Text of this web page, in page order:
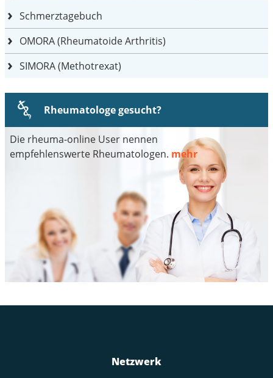
Schmerztagebuch
OMORA (Rheumatoide Arthritis)
SIMORA (Methotrexat)
Rheumatologe gesucht?
Die rheuma-online User nennen
empfehlenswerte Rheumatologen. mehr
Netzwerk